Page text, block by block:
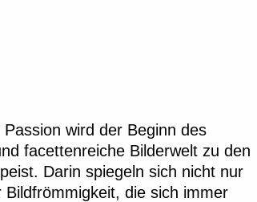
wird der Beginn des
facettenreiche Bilderwelt zu den
Darin spiegeln sich nicht nur
die sich immer